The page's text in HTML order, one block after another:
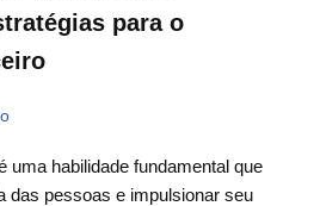
para o
uma habilidade fundamental que
das pessoas e impulsionar seu